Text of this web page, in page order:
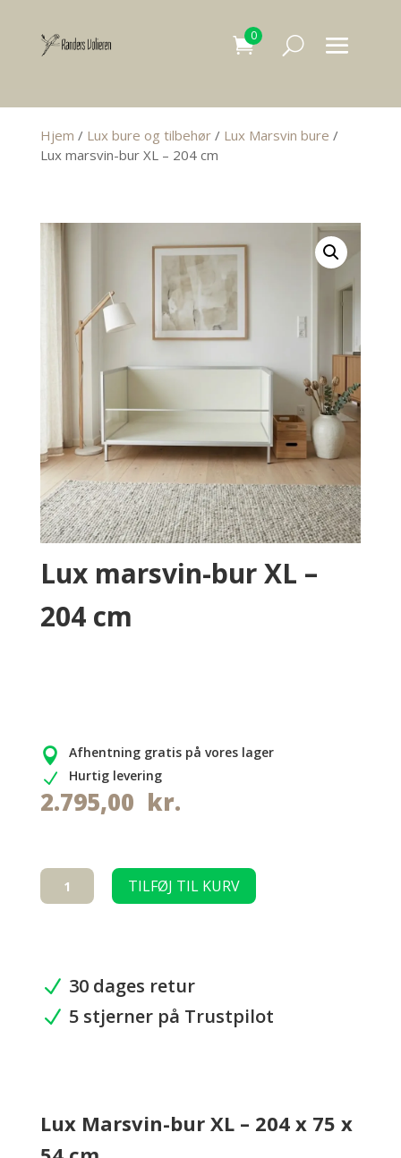
0
Hjem / Lux bure og tilbehør/ Lux Marsvin bure /
Lux marsvin-bur XL – 204 cm
Lux marsvin-bur XL –
204 cm
 Afhentning gratis på vores lager
N Hurtig levering
2.795,00 kr.
Lux
marsvin-
204
cm
antal
TILFØJ TIL KURV
N 30 dages retur
N 5 stjerner på Trustpilot
Lux Marsvin-bur XL – 204 x 75 x